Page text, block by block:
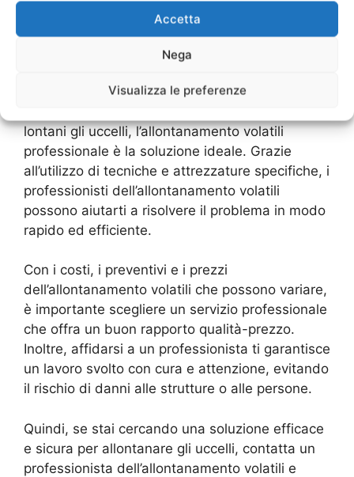
Accetta
Nega
Visualizza le preferenze
Allontanamento volatili
lontani gli uccelli, l’allontanamento volatili
professionale è la soluzione ideale. Grazie
all’utilizzo di tecniche e attrezzature specifiche, i
professionisti dell’allontanamento volatili
possono aiutarti a risolvere il problema in modo
rapido ed efficiente.
Con i costi, i preventivi e i prezzi
dell’allontanamento volatili che possono variare,
è importante scegliere un servizio professionale
che offra un buon rapporto qualità-prezzo.
Inoltre, affidarsi a un professionista ti garantisce
un lavoro svolto con cura e attenzione, evitando
il rischio di danni alle strutture o alle persone.
Quindi, se stai cercando una soluzione efficace
e sicura per allontanare gli uccelli, contatta un
professionista dell’allontanamento volatili e